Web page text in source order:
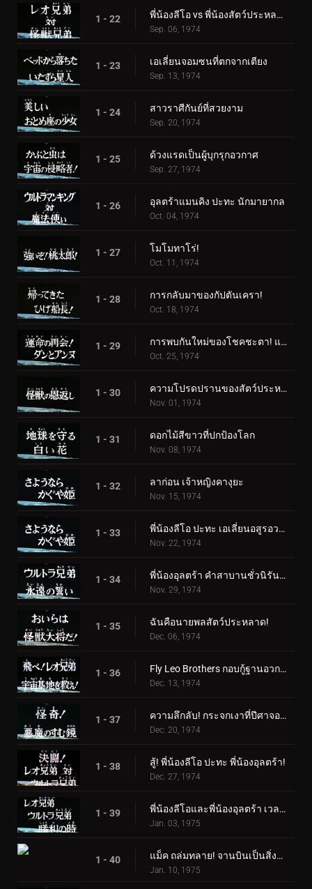
1 - 22 พี่น้องลีโอ vs พี่น้องสัตว์ประหลาด
Sep. 06, 1974
1 - 23 เอเลี่ยนจอมซนที่ตกจากเตียง
Sep. 13, 1974
1 - 24 สาวราศีกันย์ที่สวยงาม
Sep. 20, 1974
1 - 25 ด้วงแรดเป็นผู้บุกรุกอวกาศ
Sep. 27, 1974
1 - 26 อุลตร้าแมนคิง ปะทะ นักมายากล
Oct. 04, 1974
1 - 27 โมโมทาโร่!
Oct. 11, 1974
1 - 28 การกลับมาของกัปตันเครา!
Oct. 18, 1974
1 - 29 การพบกันใหม่ของโชคชะตา! แดนและแอนน์
Oct. 25, 1974
1 - 30 ความโปรดปรานของสัตว์ประหลาด
Nov. 01, 1974
1 - 31 ดอกไม้สีขาวที่ปกป้องโลก
Nov. 08, 1974
1 - 32 ลาก่อน เจ้าหญิงคางุยะ
Nov. 15, 1974
1 - 33 พี่น้องลีโอ ปะทะ เอเลี่ยนอสูรอวกาศ
Nov. 22, 1974
1 - 34 พี่น้องอุลตร้า คำสาบานชั่วนิรันดร์
Nov. 29, 1974
1 - 35 ฉันคือนายพลสัตว์ประหลาด!
Dec. 06, 1974
1 - 36 Fly Leo Brothers กอบกู้ฐานอวกาศ!
Dec. 13, 1974
1 - 37 ความลึกลับ! กระจกเงาที่ปีศาจอาศัยอยู่
Dec. 20, 1974
1 - 38 สู้! พี่น้องลีโอ ปะทะ พี่น้องอุลตร้า!
Dec. 27, 1974
1 - 39 พี่น้องลีโอและพี่น้องอุลตร้า เวลาแห่งชัยชนะ
Jan. 03, 1975
1 - 40 แม็ค ถล่มทลาย! จานบินเป็นสิ่งมีชีวิต
Jan. 10, 1975